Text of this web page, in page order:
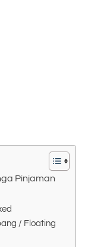
Pinjaman
/ Floating